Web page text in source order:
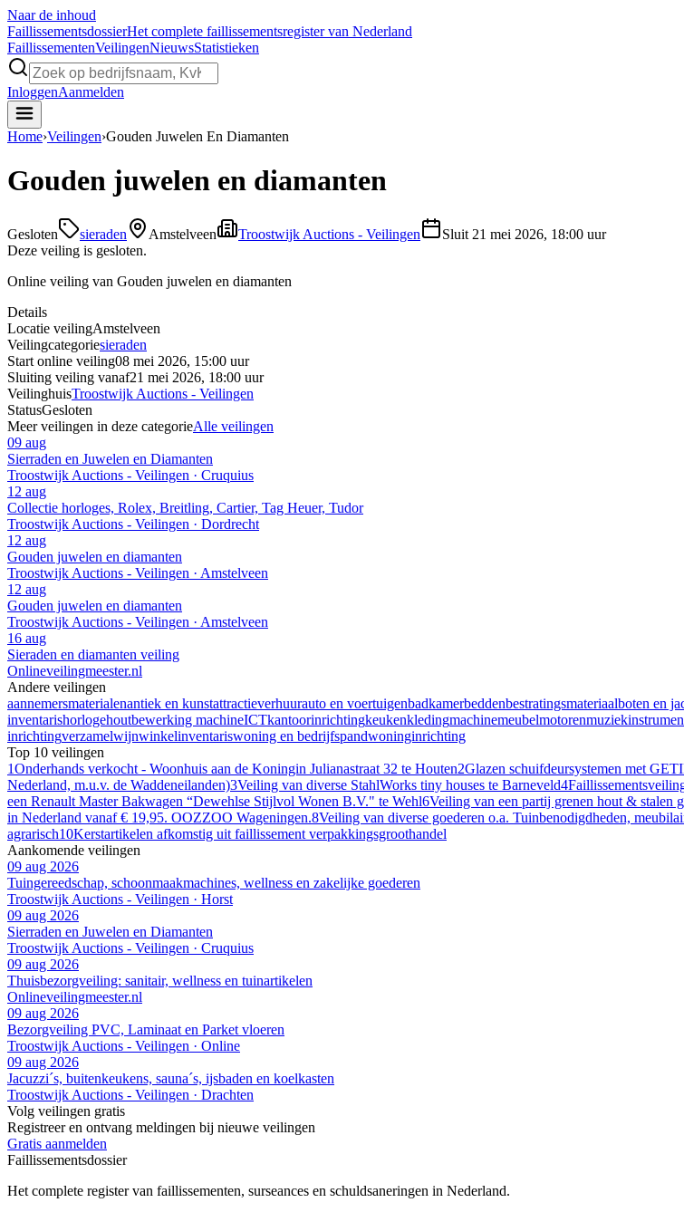
Naar de inhoud
FaillissementsdossierHet complete faillissementsregister van Nederland
FaillissementenVeilingenNieuwsStatistieken
InloggenAanmelden
Home›Veilingen›Gouden Juwelen En Diamanten
Gouden juwelen en diamanten
Gesloten sieraden Amstelveen Troostwijk Auctions - Veilingen Sluit 21 mei 2026, 18:00 uur
Deze veiling is gesloten.
Online veiling van Gouden juwelen en diamanten
Details
Locatie veilingAmstelveen
Veilingcategoriesieraden
Start online veiling08 mei 2026, 15:00 uur
Sluiting veiling vanaf21 mei 2026, 18:00 uur
VeilinghuisTroostwijk Auctions - Veilingen
StatusGesloten
Meer veilingen in deze categorieAlle veilingen
09 aug
Sierraden en Juwelen en Diamanten
Troostwijk Auctions - Veilingen · Cruquius
12 aug
Collectie horloges, Rolex, Breitling, Cartier, Tag Heuer, Tudor
Troostwijk Auctions - Veilingen · Dordrecht
12 aug
Gouden juwelen en diamanten
Troostwijk Auctions - Veilingen · Amstelveen
12 aug
Gouden juwelen en diamanten
Troostwijk Auctions - Veilingen · Amstelveen
16 aug
Sieraden en diamanten veiling
Onlineveilingmeester.nl
Andere veilingen
aannemersmaterialenantiek en kunstattractieverhuurauto en voertuigenbadkamerbeddenbestratingsmateriaalboten en
inventarishorlogehoutbewerking machineICTkantoorinrichtingkeukenkledingmachinemeubelmotoren
inrichtingverzamelwijnwinkelinventariswoning en bedrijfspandwoninginrichting
Top 10 veilingen
1Onderhands verkocht - Woonhuis aan de Koningin Julianastraat 32 te Houten2Glazen schuifdeursystemen met
Nederland, m.u.v. de Waddeneilanden)3Veiling van diverse StahlWorks tiny houses te Barneveld4
een Renault Master Bakwagen “Dewehlse Stijlvol Wonen B.V." te Wehl6Veiling van een partij grenen hout & stalen
in Nederland vanaf € 19,95. OOZZOO Wageningen.8Veiling van diverse goederen o.a. Tuinbenodigdheden,
agrarisch10Kerstartikelen afkomstig uit faillissement verpakkingsgroothandel
Aankomende veilingen
09 aug 2026
Tuingereedschap, schoonmaakmachines, wellness en zakelijke goederen
Troostwijk Auctions - Veilingen · Horst
09 aug 2026
Sierraden en Juwelen en Diamanten
Troostwijk Auctions - Veilingen · Cruquius
09 aug 2026
Thuisbezorgveiling: sanitair, wellness en tuinartikelen
Onlineveilingmeester.nl
09 aug 2026
Bezorgveiling PVC, Laminaat en Parket vloeren
Troostwijk Auctions - Veilingen · Online
09 aug 2026
Jacuzzi´s, buitenkeukens, sauna´s, ijsbaden en koelkasten
Troostwijk Auctions - Veilingen · Drachten
Volg veilingen gratis
Registreer en ontvang meldingen bij nieuwe veilingen
Gratis aanmelden
Faillissementsdossier
Het complete register van faillissementen, surseances en schuldsaneringen in Nederland.